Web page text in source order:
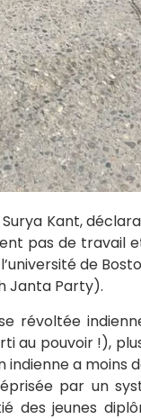
Kant,
pas de travail
de
Janta Party).
révoltée
au pouvoir !),
a moins
par un
des jeunes